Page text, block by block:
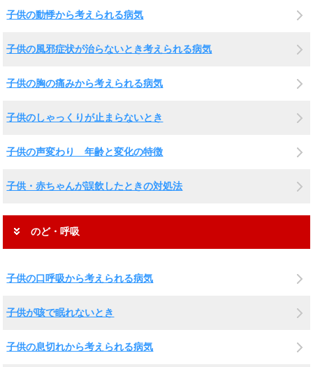
子供の動悸から考えられる病気
子供の風邪症状が治らないとき考えられる病気
子供の胸の痛みから考えられる病気
子供のしゃっくりが止まらないとき
子供の声変わり 年齢と変化の特徴
子供・赤ちゃんが誤飲したときの対処法
のど・呼吸
子供の口呼吸から考えられる病気
子供が咳で眠れないとき
子供の息切れから考えられる病気